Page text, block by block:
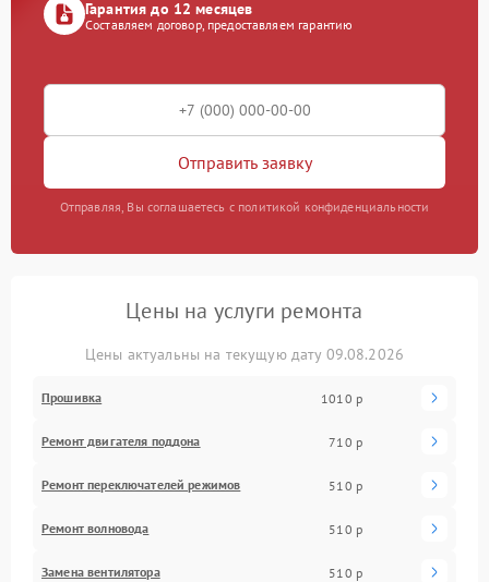
Гарантия до 12 месяцев
Составляем договор, предоставляем гарантию
Отправить заявку
Отправляя, Вы соглашаетесь с политикой конфиденциальности
Цены на услуги ремонта
Цены актуальны на текущую дату 09.08.2026
Прошивка 1010 р
Ремонт двигателя поддона 710 р
Ремонт переключателей режимов 510 р
Ремонт волновода 510 р
Замена вентилятора 510 р